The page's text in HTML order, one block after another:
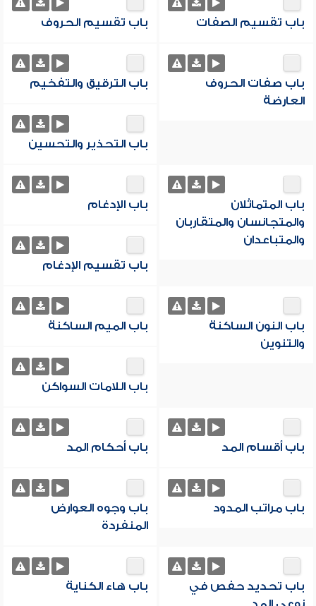
باب تقسيم الصفات باب تقسيم الحروف
باب صفات الحروف
العارضة
باب الترقيق والتفخيم
باب التحذير والتحسين
باب المتماثلان
والمتجانسان والمتقاربان
والمتباعدان
باب الإدغام
باب تقسيم الإدغام
باب النون الساكنة
والتنوين
باب الميم الساكنة
باب اللامات السواكن
باب أقسام المد باب أحكام المد
باب مراتب المدود
باب وجوه العوارض
المنفردة
باب تحديد حفص في
باب هاء الكناية